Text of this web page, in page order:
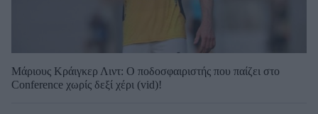
Μάριους Κράιγκερ Λιντ: Ο ποδοσφαιριστής που παίζει στο
Conference χωρίς δεξί χέρι (vid)!